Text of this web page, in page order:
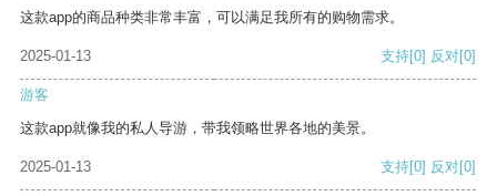
这款app的商品种类非常丰富，可以满足我所有的购物需求。
2025-01-13 支持[0] 反对[0]
游客
这款app就像我的私人导游，带我领略世界各地的美景。
2025-01-13 支持[0] 反对[0]